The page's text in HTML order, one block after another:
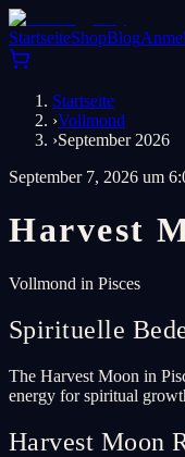
StartseiteShopBlog
Startseite
›Vollmond
›September 2026
September 7, 2026 um
Harvest
Vollmond in Pisces
Spirituelle
The Harvest Moon in
energy for spiritual
Harvest Moon